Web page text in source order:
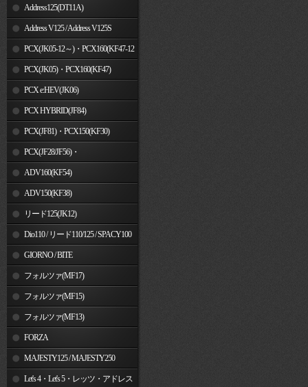
Address125(DT11A)
Address V125 / Address V125S
PCX(JK05-12～)・PCX160(KF47-12
～) PCX(JK05)・PCX160(KF47)
PCX e:HEV(JK06)
PCX HYBRID(JF84)
PCX(JF81)・PCX150(KF30)
PCX(JF28/JF56)・
PCX150(KF12/KF18)
ADV160(KF54)
ADV150(KF38)
リード125(JK12)
Dio110 / リード110/125 / SPACY100
GIORNO / BITE
フォルツァ(MF17)
フォルツァ(MF15)
フォルツァ(MF13)
FORZA
MAJESTY125 / MAJESTY250
Let's 4・Let's 5・レッツ・アドレス